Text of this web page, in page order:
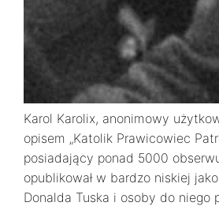
Karol Karolix, anonimowy
opisem „Katolik Prawicowiec
posiadający ponad 5000
opublikował w bardzo niskiej
Donalda Tuska i osoby do niego